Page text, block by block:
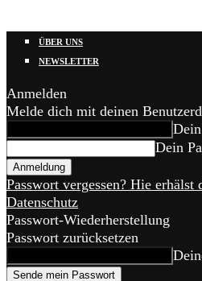
ÜBER UNS
NEWSLETTER
Anmelden
Melde dich mit deinen
Dein
Passwort vergessen? Hie erhälst
Datenschutz
Passwort-Wiederherstellung
Passwort zurücksetzen